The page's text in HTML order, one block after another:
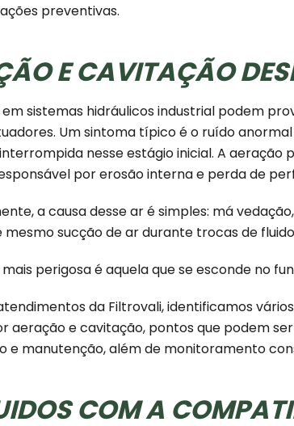
preventivas.
E CAVITAÇÃO
em sistemas hidráulicos industrial podem
Um sintoma típico é o ruído
nesse estágio inicial. A
por erosão interna e perda de
a causa desse ar é simples: má
mesmo sucção de ar durante trocas de
perigosa é aquela que se esconde no
da Filtrovali, identificamos
aeração e cavitação, pontos que podem
e manutenção, além de monitoramento
COM A